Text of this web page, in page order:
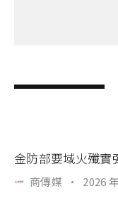
金防部要域火殲實
商傳媒 · 2026